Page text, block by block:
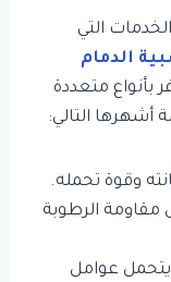
التي
الدمام
بأنواع متعددة
التالي:
وقوة تحمله.
مقاومة الرطوبة
عوامل